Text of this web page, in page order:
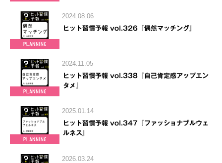
2024.08.06
ヒット習慣予報 vol.326『偶然マッチング』
2024.11.05
ヒット習慣予報 vol.338『自己肯定感アップエン
タメ』
2025.01.14
ヒット習慣予報 vol.347『ファッショナブルウェ
ルネス』
2026.03.24